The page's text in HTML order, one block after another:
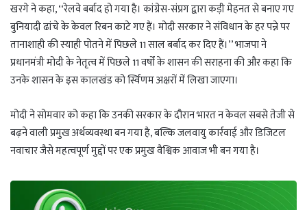
खरगे ने कहा, ‘‘रेलवे बर्बाद हो गया है। कांग्रेस-संप्रग द्वारा कड़ी मेहनत से बनाए गए
बुनियादी ढांचे के केवल रिबन काटे गए हैं। मोदी सरकार ने संविधान के हर पन्ने पर
तानाशाही की स्याही पोतने में पिछले 11 साल बर्बाद कर दिए हैं।’’ भाजपा ने
प्रधानमंत्री मोदी के नेतृत्व में पिछले 11 वर्षों के शासन की सराहना की और कहा कि
उनके शासन के इस कालखंड को र्स्विणम अक्षरों में लिखा जाएगा।
मोदी ने सोमवार को कहा कि उनकी सरकार के दौरान भारत न केवल सबसे तेजी से
बढ़ने वाली प्रमुख अर्थव्यवस्था बन गया है, बल्कि जलवायु कार्रवाई और डिजिटल
नवाचार जैसे महत्वपूर्ण मुद्दों पर एक प्रमुख वैश्विक आवाज भी बन गया है।